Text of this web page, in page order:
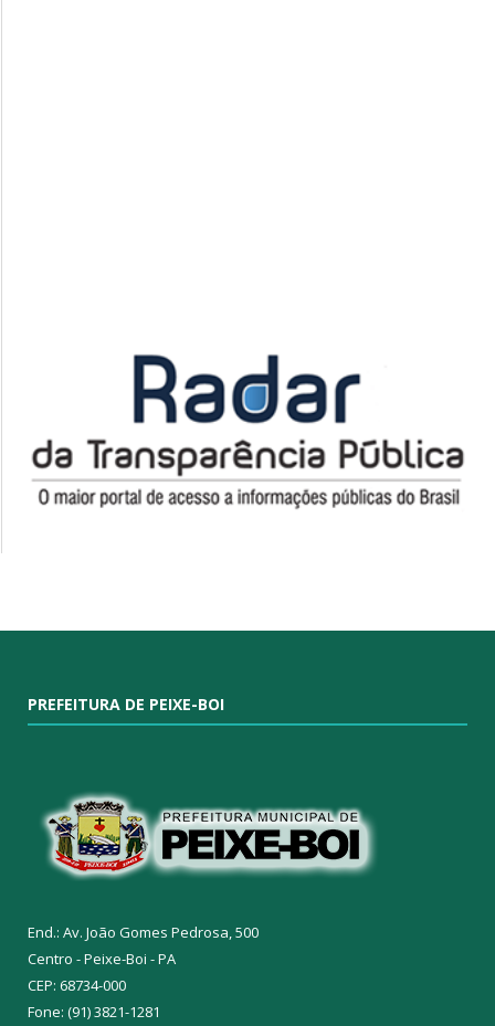
PREFEITURA DE PEIXE-BOI
End.: Av. João Gomes Pedrosa, 500
Centro - Peixe-Boi - PA
CEP: 68734-000
Fone: (91) 3821-1281